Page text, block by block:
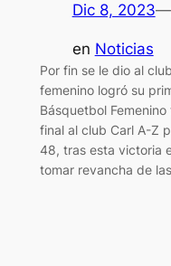
Dic 8, 2023—
en Noticias
Por fin se le dio al
femenino logró su
Básquetbol
final al club Carl A-Z
48, tras esta victoria
tomar revancha de